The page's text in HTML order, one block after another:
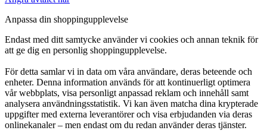
Anpassa din shoppingupplevelse
Endast med ditt samtycke använder vi cookies och annan teknik för
att ge dig en personlig shoppingupplevelse.
För detta samlar vi in data om våra användare, deras beteende och
enheter. Denna information används för att kontinuerligt optimera
vår webbplats, visa personligt anpassad reklam och innehåll samt
analysera användningsstatistik. Vi kan även matcha dina krypterade
uppgifter med externa leverantörer och visa erbjudanden via deras
onlinekanaler – men endast om du redan använder deras tjänster.